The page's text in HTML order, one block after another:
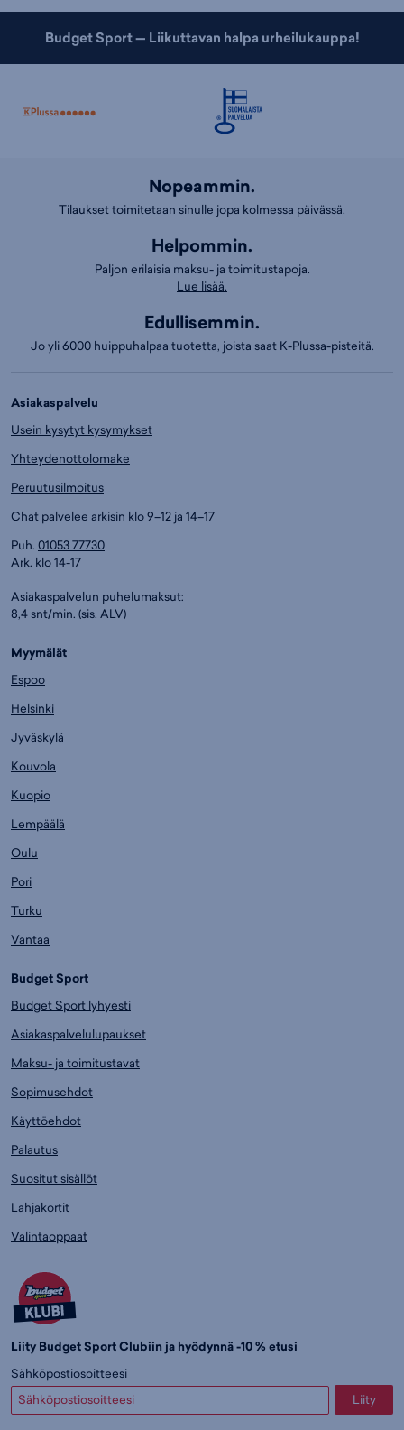
Budget Sport — Liikuttavan halpa urheilukauppa!
Nopeammin.
Tilaukset toimitetaan sinulle jopa kolmessa päivässä.
Helpommin.
Paljon erilaisia maksu- ja toimitustapoja.
Lue lisää.
Edullisemmin.
Jo yli 6000 huippuhalpaa tuotetta, joista saat K-Plussa-pisteitä.
Asiakaspalvelu
Usein kysytyt kysymykset
Yhteydenottolomake
Peruutusilmoitus
Chat palvelee arkisin klo 9–12 ja 14–17
Puh. 01053 77730
Ark. klo 14-17
Asiakaspalvelun puhelumaksut:
8,4 snt/min. (sis. ALV)
Myymälät
Espoo
Helsinki
Jyväskylä
Kouvola
Kuopio
Lempäälä
Oulu
Pori
Turku
Vantaa
Budget Sport
Budget Sport lyhyesti
Asiakaspalvelulupaukset
Maksu- ja toimitustavat
Sopimusehdot
Käyttöehdot
Palautus
Suositut sisällöt
Lahjakortit
Valintaoppaat
Liity Budget Sport Clubiin ja hyödynnä -10 % etusi
Sähköpostiosoitteesi
Liity